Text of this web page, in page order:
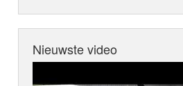
Nieuwste video